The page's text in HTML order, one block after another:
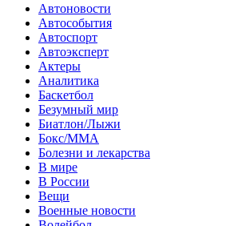
Автоновости
Автособытия
Автоспорт
Автоэксперт
Актеры
Аналитика
Баскетбол
Безумный мир
Биатлон/Лыжи
Бокс/MMA
Болезни и лекарства
В мире
В России
Вещи
Военные новости